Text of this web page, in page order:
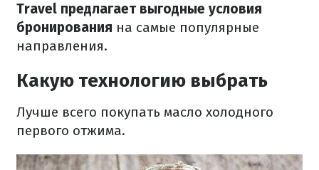
Travel предлагает выгодные условия
бронирования на самые популярные
направления.
Какую технологию выбрать
Лучше всего покупать масло холодного
первого отжима.